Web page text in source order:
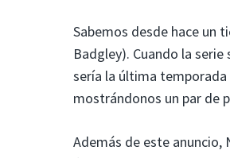
Sabemos desde hace un
Badgley). Cuando la
sería la última
mostrándonos un par de
Además de este